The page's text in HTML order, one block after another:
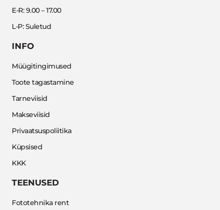
E-R: 9.00 – 17.00
L-P: Suletud
INFO
Müügitingimused
Toote tagastamine
Tarneviisid
Makseviisid
Privaatsuspoliitika
Küpsised
KKK
TEENUSED
Fototehnika rent